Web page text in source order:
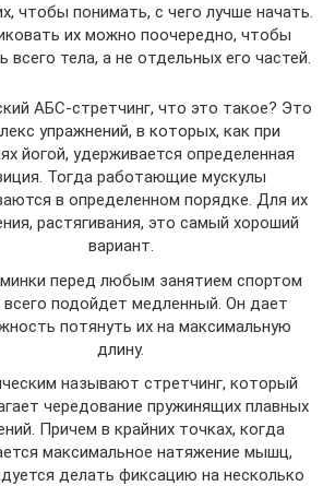
чтобы понимать, с чего лучше начать.
их можно поочередно, чтобы
всего тела, а не отдельных его частей.
АБС-стретчинг, что это такое? Это
упражнений, в которых, как при
йогой, удерживается определенная
Тогда работающие мускулы
в определенном порядке. Для их
растягивания, это самый хороший
вариант.
перед любым занятием спортом
всего подойдет медленный. Он дает
потянуть их на максимальную
длину.
называют стретчинг, который
чередование пружинящих плавных
Причем в крайних точках, когда
максимальное натяжение мышц,
делать фиксацию на несколько